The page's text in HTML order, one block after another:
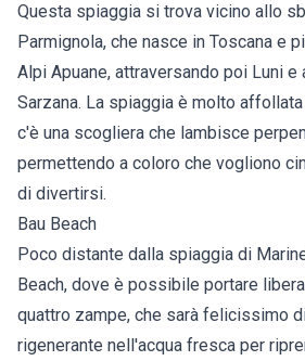
Questa spiaggia si trova vicino allo
Parmignola, che nasce in Toscana e
Alpi Apuane, attraversando poi Luni e
Sarzana. La spiaggia è molto
c'è una scogliera che lambisce
permettendo a coloro che vogliono
di divertirsi.
Bau Beach
Poco distante dalla spiaggia di
Beach, dove è possibile portare
quattro zampe, che sarà felicissimo
rigenerante nell'acqua fresca per